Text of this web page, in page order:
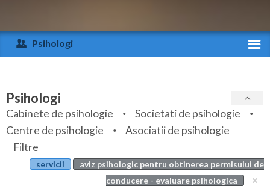
Arad
Arges
Bihor
Bistrita-Nasaud
Botosani
Psihologi
Specialitati
Servicii
Articole
Evenimente
Psihologi
Cabinete de psihologie
Societati de psihologie
Centre de psihologie
Asociatii de psihologie
Filtre
servicii
aviz psihologic pentru obtinerea permisului de
conducere - evaluare psihologica